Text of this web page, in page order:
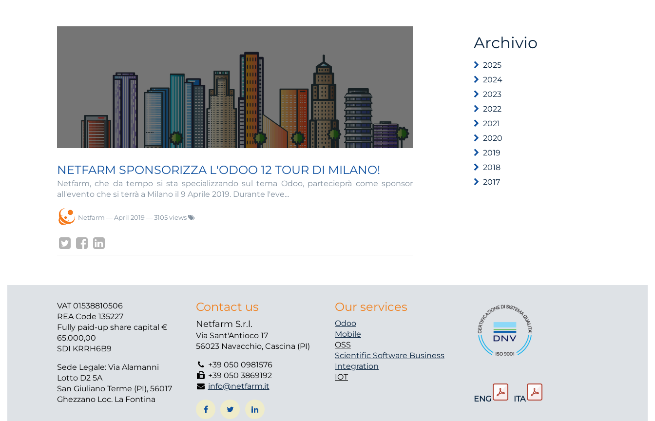
NETFARM SPONSORIZZA L'ODOO 12 TOUR DI MILANO!
Netfarm, che da tempo si sta specializzando sul tema Odoo, partecieprà come sponsor
all'evento che si terrà a Milano il 9 Aprile 2019. Durante l'eve...
Netfarm —April 2019— 3105 views
Archivio
2025
2024
2023
2022
2021
2020
2019
2018
2017
VAT 01538810506
REA Code 135227
Fully paid-up share capital €
65.000,00
SDI KRRH6B9
Sede Legale: Via Alamanni
Lotto D2 5A
San Giuliano Terme (PI), 56017
Ghezzano Loc. La Fontina
Contact us
Netfarm S.r.l.
Via Sant'Antioco 17
56023 Navacchio, Cascina (PI)
+39 050 0981576
+39 050 3869192
info@netfarm.it
Our services
Odoo
Mobile
OSS
Scientific Software Business
Integration
IOT
ENG ITA